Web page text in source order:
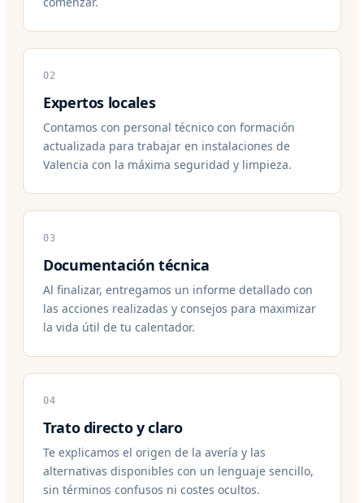
02
Expertos locales
Contamos con personal técnico con formación
actualizada para trabajar en instalaciones de
Valencia con la máxima seguridad y limpieza.
03
Documentación técnica
Al finalizar, entregamos un informe detallado con
las acciones realizadas y consejos para maximizar
la vida útil de tu calentador.
04
Trato directo y claro
Te explicamos el origen de la avería y las
alternativas disponibles con un lenguaje sencillo,
sin términos confusos ni costes ocultos.